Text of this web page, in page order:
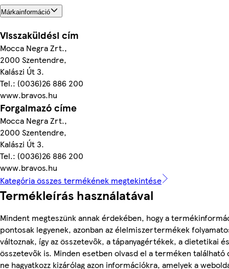
Márkainformáció
Visszaküldési cím
Mocca Negra Zrt.,
2000 Szentendre,
Kalászi Út 3.
Tel.: (0036)26 886 200
www.bravos.hu
Forgalmazó címe
Mocca Negra Zrt.,
2000 Szentendre,
Kalászi Út 3.
Tel.: (0036)26 886 200
www.bravos.hu
Kategória összes termékének megtekintése
Termékleírás használatával
Mindent megteszünk annak érdekében, hogy a
pontosak legyenek, azonban az élelmiszertermékek
változnak, így az összetevők, a tápanyagértékek, a dietetikai
összetevők is. Minden esetben olvasd el a terméken található
ne hagyatkozz kizárólag azon információkra, amelyek a